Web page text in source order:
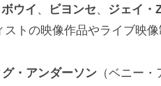
ウイ 、 ビヨンセ、 ジェイ・
トの映像作品やライブ映像
・アンダーソン （ベニー